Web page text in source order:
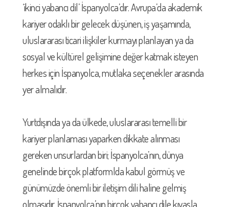
‘ikinci yabancı dil’ İspanyolca’dır. Avrupa’da akademik
kariyer odaklı bir gelecek düşünen, iş yaşamında,
uluslararası ticari ilişkiler kurmayı planlayan ya da
sosyal ve kültürel gelişimine değer katmak isteyen
herkes için İspanyolca, mutlaka seçenekler arasında
yer almalıdır.
Yurtdışında ya da ülkede, uluslararası temelli bir
kariyer planlaması yaparken dikkate alınması
gereken unsurlardan biri; İspanyolca’nın, dünya
genelinde birçok platformlda kabul görmüş ve
günümüzde önemli bir iletişim dili haline gelmiş
olmasıdır. İspanyolca’nın birçok yabancı dile kıyasla